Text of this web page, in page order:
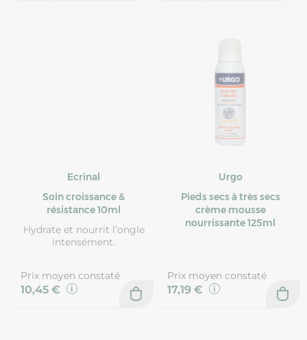
Ecrinal
Soin croissance &
résistance 10ml
Hydrate et nourrit l’ongle
intensément.
Prix moyen constaté
10,45 €
Urgo
Pieds secs à très secs
crème mousse
nourrissante 125ml
Prix moyen constaté
17,19 €